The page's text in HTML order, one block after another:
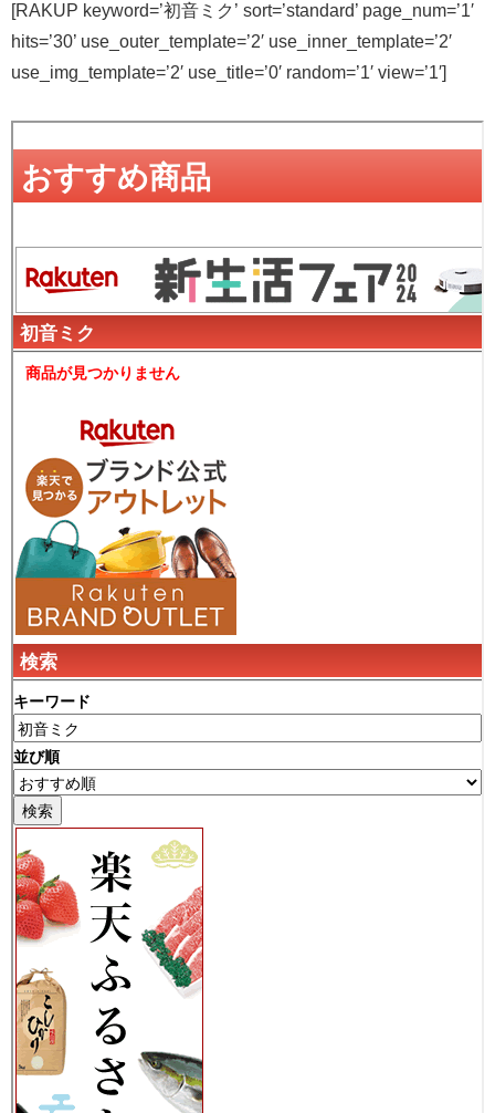
[RAKUP keyword=’初音ミク’ sort=’standard’ page_num=’1′
hits=’30’ use_outer_template=’2′ use_inner_template=’2′
use_img_template=’2′ use_title=’0′ random=’1′ view=’1′]